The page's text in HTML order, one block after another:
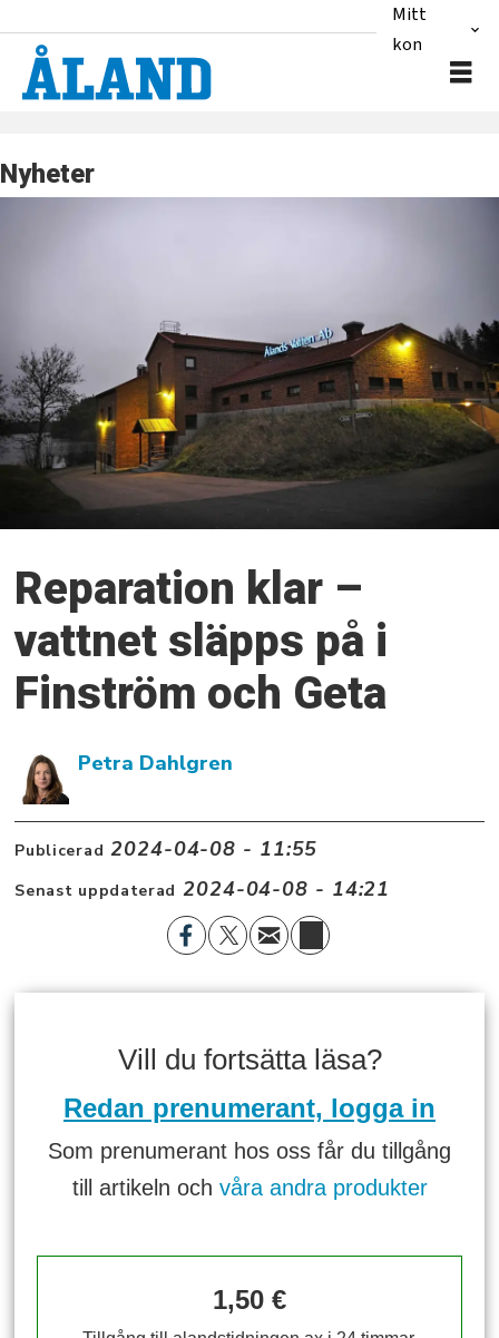
Mitt
konto
Nyheter
Reparation klar –
vattnet släpps på i
Finström och Geta
Petra Dahlgren
Publicerad 2024-04-08 - 11:55
Senast uppdaterad 2024-04-08 - 14:21
Vill du fortsätta läsa?
Redan prenumerant, logga in
Som prenumerant hos oss får du tillgång
till artikeln och våra andra produkter
1,50 €